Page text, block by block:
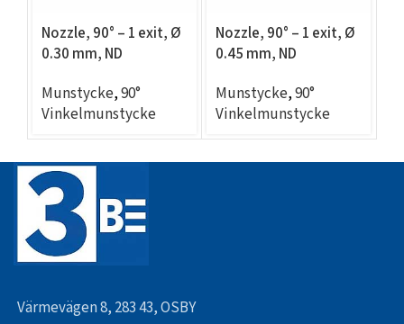
Nozzle, 90° – 1 exit, Ø
0.30 mm, ND
Munstycke,90°
Vinkelmunstycke
Nozzle, 90° – 1 exit, Ø
0.45 mm, ND
Munstycke,90°
Vinkelmunstycke
Värmevägen 8, 283 43, OSBY